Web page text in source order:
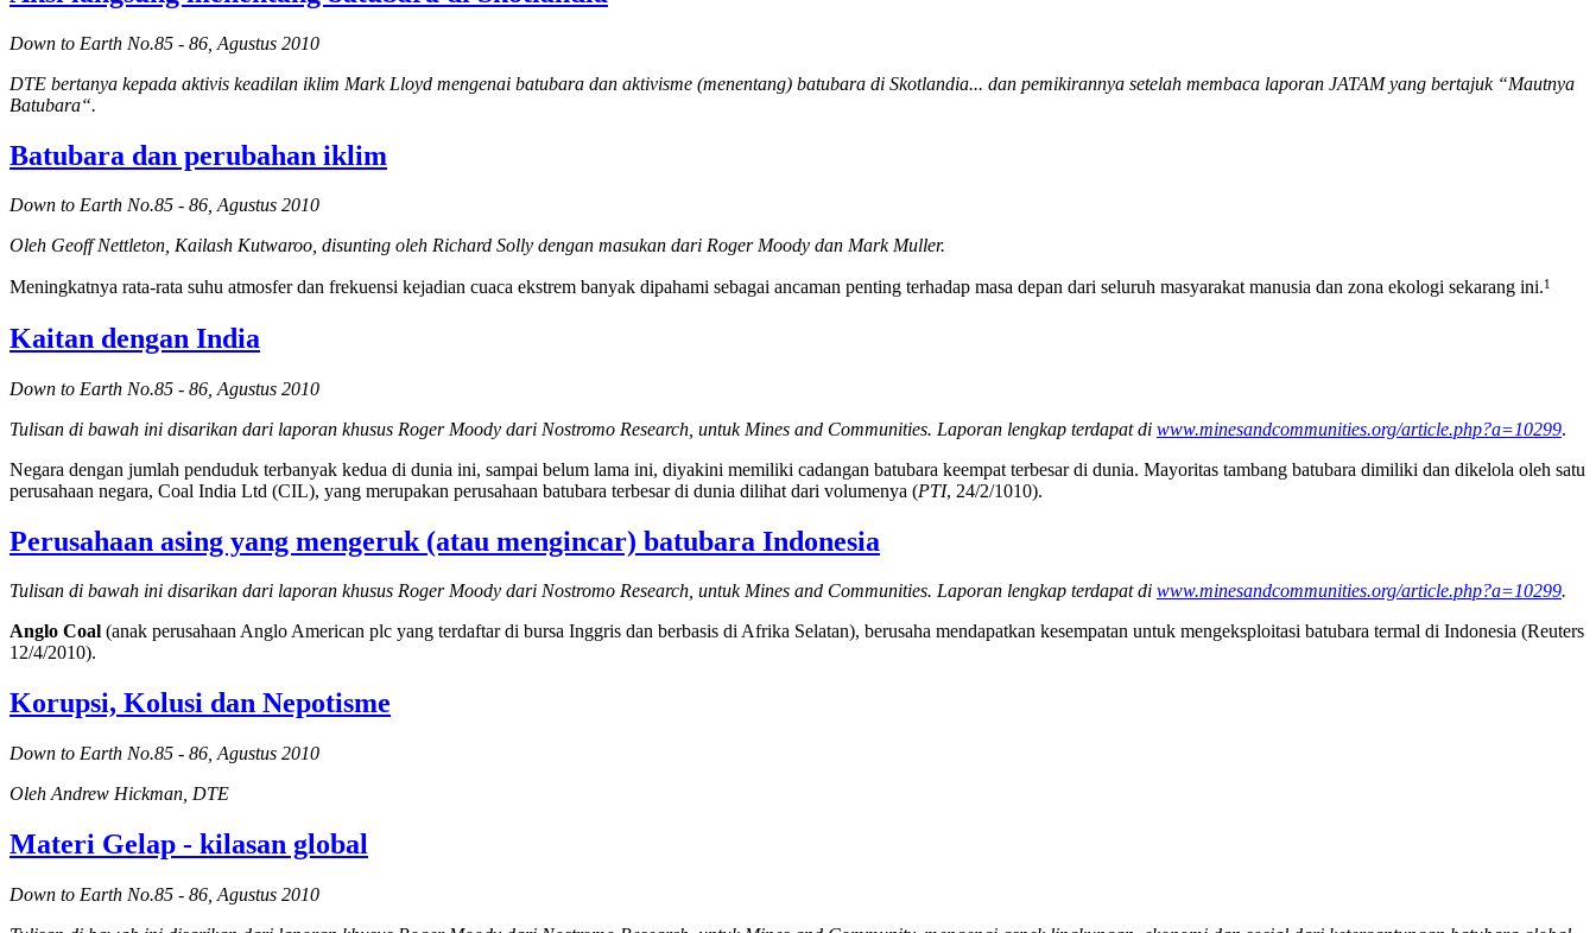
Down to Earth No.85 - 86, Agustus 2010
DTE bertanya kepada aktivis keadilan iklim Mark Lloyd mengenai batubara dan aktivisme (menentang) batubara di Skotlandia... dan pemikirannya setelah membaca laporan JATAM yang bertajuk “Mautnya
Batubara“.
Batubara dan perubahan iklim
Down to Earth No.85 - 86, Agustus 2010
Oleh Geoff Nettleton, Kailash Kutwaroo, disunting oleh Richard Solly dengan masukan dari Roger Moody dan Mark Muller.
Meningkatnya rata-rata suhu atmosfer dan frekuensi kejadian cuaca ekstrem banyak dipahami sebagai ancaman penting terhadap masa depan dari seluruh masyarakat manusia dan zona ekologi sekarang ini.1
Kaitan dengan India
Down to Earth No.85 - 86, Agustus 2010
Tulisan di bawah ini disarikan dari laporan khusus Roger Moody dari Nostromo Research, untuk Mines and Communities. Laporan lengkap terdapat di www.minesandcommunities.org/article.php?a=10299.
Negara dengan jumlah penduduk terbanyak kedua di dunia ini, sampai belum lama ini, diyakini memiliki cadangan batubara keempat terbesar di dunia. Mayoritas tambang batubara dimiliki dan dikelola oleh satu
perusahaan negara, Coal India Ltd (CIL), yang merupakan perusahaan batubara terbesar di dunia dilihat dari volumenya (PTI, 24/2/1010).
Perusahaan asing yang mengeruk (atau mengincar) batubara Indonesia
Tulisan di bawah ini disarikan dari laporan khusus Roger Moody dari Nostromo Research, untuk Mines and Communities. Laporan lengkap terdapat di www.minesandcommunities.org/article.php?a=10299.
Anglo Coal (anak perusahaan Anglo American plc yang terdaftar di bursa Inggris dan berbasis di Afrika Selatan), berusaha mendapatkan kesempatan untuk mengeksploitasi batubara termal di Indonesia (Reuters
12/4/2010).
Korupsi, Kolusi dan Nepotisme
Down to Earth No.85 - 86, Agustus 2010
Oleh Andrew Hickman, DTE
Materi Gelap - kilasan global
Down to Earth No.85 - 86, Agustus 2010